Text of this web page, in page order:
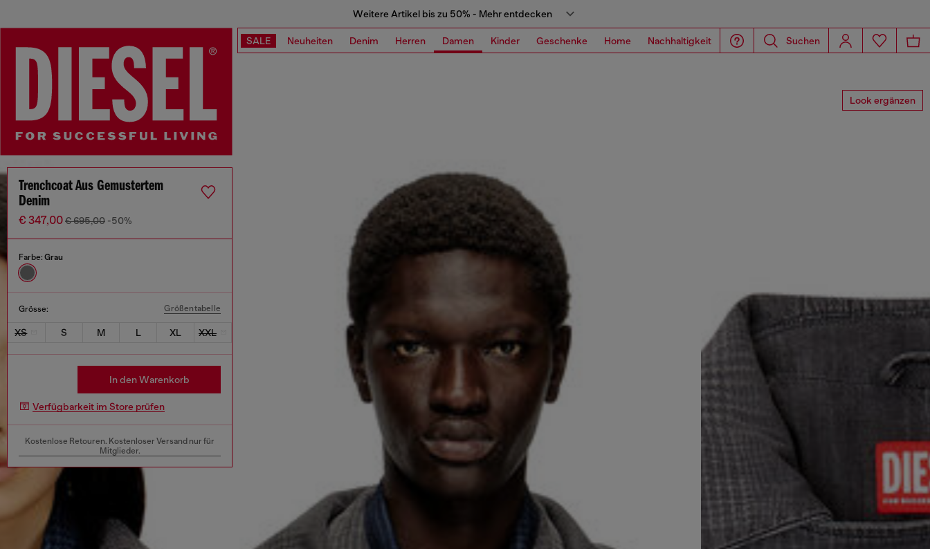
Weitere Artikel bis zu 50% - Mehr entdecken
SALE Neuheiten Denim Herren Damen Kinder Geschenke Home Nachhaltigkeit Suchen
Look ergänzen
Trenchcoat Aus Gemustertem
Denim
€ 347,00€ 695,00 -50%
Farbe: Grau
Grösse: Größentabelle
XS S M L XL XXL
In den Warenkorb
Verfügbarkeit im Store prüfen
Kostenlose Retouren. Kostenloser Versand nur für
Mitglieder.